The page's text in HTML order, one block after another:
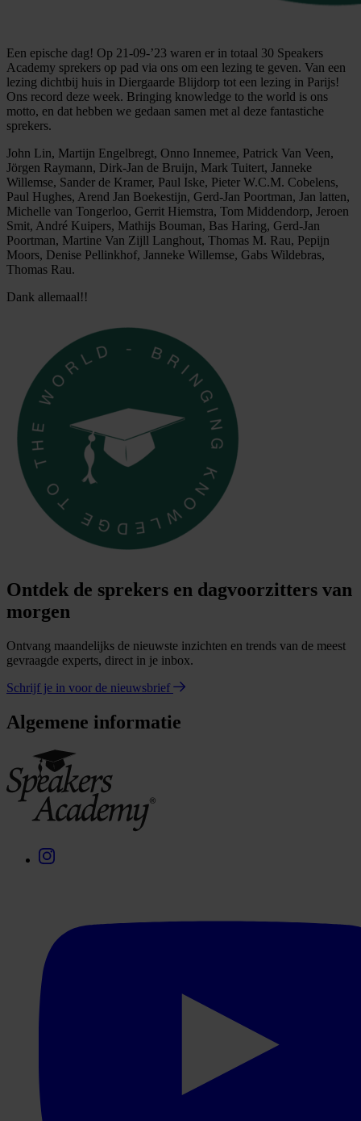
Een epische dag! Op 21-09-’23 waren er in totaal 30 Speakers
Academy sprekers op pad via ons om een lezing te geven. Van een
lezing dichtbij huis in Diergaarde Blijdorp tot een lezing in Parijs!
Ons record deze week. Bringing knowledge to the world is ons
motto, en dat hebben we gedaan samen met al deze fantastiche
sprekers.
John Lin, Martijn Engelbregt, Onno Innemee, Patrick Van Veen,
Jörgen Raymann, Dirk-Jan de Bruijn, Mark Tuitert, Janneke
Willemse, Sander de Kramer, Paul Iske, Pieter W.C.M. Cobelens,
Paul Hughes, Arend Jan Boekestijn, Gerd-Jan Poortman, Jan latten,
Michelle van Tongerloo, Gerrit Hiemstra, Tom Middendorp, Jeroen
Smit, André Kuipers, Mathijs Bouman, Bas Haring, Gerd-Jan
Poortman, Martine Van Zijll Langhout, Thomas M. Rau, Pepijn
Moors, Denise Pellinkhof, Janneke Willemse, Gabs Wildebras,
Thomas Rau.
Dank allemaal!!
Ontdek de sprekers en dagvoorzitters van
morgen
Ontvang maandelijks de nieuwste inzichten en trends van de meest
gevraagde experts, direct in je inbox.
Schrijf je in voor de nieuwsbrief
Algemene informatie